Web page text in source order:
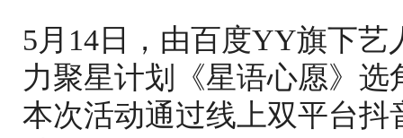
5月14日，由百度YY旗下
力聚星计划《星语心愿》
本次活动通过线上双平台抖